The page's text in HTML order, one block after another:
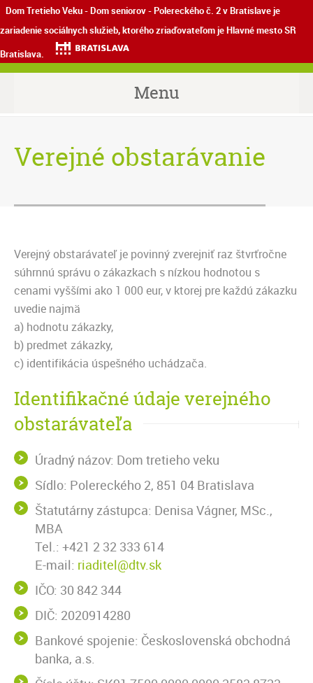
Dom Tretieho Veku - Dom seniorov - Polereckého č. 2 v Bratislave je
zariadenie sociálnych služieb, ktorého zriaďovateľom je Hlavné mesto SR
Bratislava.
Menu
Verejné obstarávanie
Verejný obstarávateľ je povinný zverejniť raz štvrťročne
súhrnnú správu o zákazkach s nízkou hodnotou s
cenami vyššími ako 1 000 eur, v ktorej pre každú zákazku
uvedie najmä
a) hodnotu zákazky,
b) predmet zákazky,
c) identifikácia úspešného uchádzača.
Identifikačné údaje verejného
obstarávateľa
Úradný názov: Dom tretieho veku
Sídlo: Polereckého 2, 851 04 Bratislava
Štatutárny zástupca: Denisa Vágner, MSc.,
MBA
Tel.: +421 2 32 333 614
E-mail: riaditel@dtv.sk
IČO: 30 842 344
DIČ: 2020914280
Bankové spojenie: Československá obchodná
banka, a.s.